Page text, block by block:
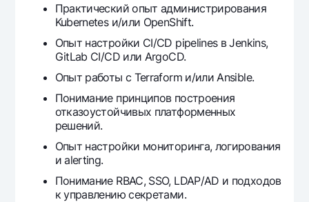
Найти
Полезные ссылки
Часто задаваемые вопросы
Пресс-центр
Офисы и банкоматы
Согласие на обработку персональных данных
Следите за нами в соцсетях
Контакт-центр
+998 78 148-00-101344
Практический опыт администрирования
Kubernetes и/или OpenShift.
Опыт настройки CI/CD pipelines в Jenkins,
GitLab CI/CD или ArgoCD.
Опыт работы с Terraform и/или Ansible.
Понимание принципов построения
отказоустойчивых платформенных
решений.
Опыт настройки мониторинга, логирования
и alerting.
Понимание RBAC, SSO, LDAP/AD и подходов
к управлению секретами.